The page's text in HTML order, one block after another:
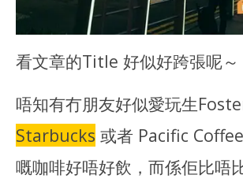
看文章的Title 好似好跨張呢～
唔知有冇朋友好似愛玩生
Starbucks 或者 Pacific
嘅咖啡好唔好飲，而係佢比唔